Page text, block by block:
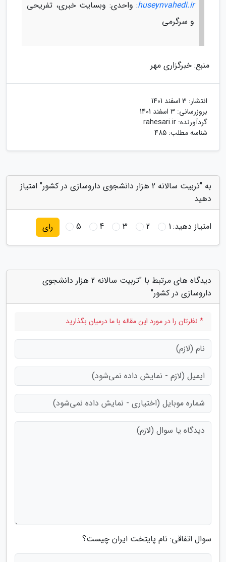
huseynvahedi.ir: واحدی: وبسایت خبری، تفریحی
و سرگرمی
منبع: خبرگزاری مهر
انتشار: 3 اسفند 1401
بروزرسانی: 3 اسفند 1401
گردآورنده: rahesari.ir
شناسه مطلب: 485
به "تربیت سالانه 2 هزار دانشجوی داروسازی در کشور" امتیاز
دهید
امتیاز دهید:1
2
3
4
5 رای
دیدگاه های مرتبط با "تربیت سالانه 2 هزار دانشجوی
داروسازی در کشور"
* نظرتان را در مورد این مقاله با ما درمیان بگذارید
سوال اتفاقی: نام پایتخت ایران چیست؟